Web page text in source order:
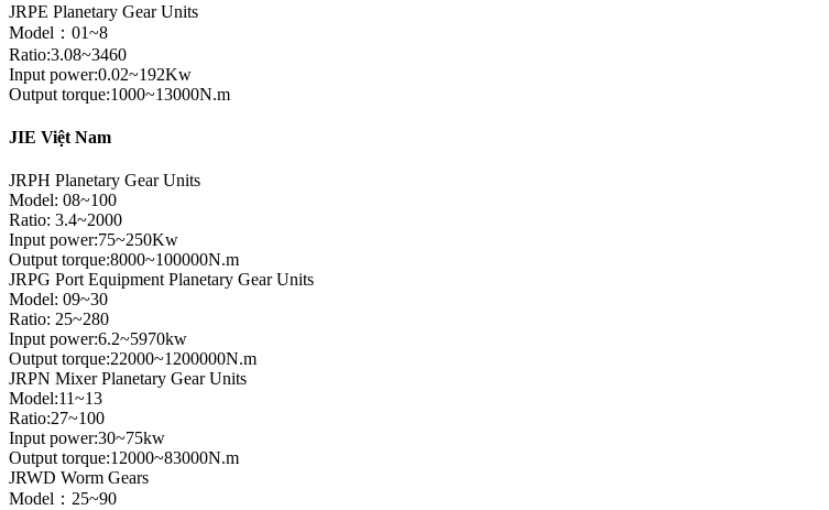
JRPE Planetary Gear Units
Model：01~8
Ratio:3.08~3460
Input power:0.02~192Kw
Output torque:1000~13000N.m
JIE Việt Nam
JRPH Planetary Gear Units
Model: 08~100
Ratio: 3.4~2000
Input power:75~250Kw
Output torque:8000~100000N.m
JRPG Port Equipment Planetary Gear Units
Model: 09~30
Ratio: 25~280
Input power:6.2~5970kw
Output torque:22000~1200000N.m
JRPN Mixer Planetary Gear Units
Model:11~13
Ratio:27~100
Input power:30~75kw
Output torque:12000~83000N.m
JRWD Worm Gears
Model：25~90